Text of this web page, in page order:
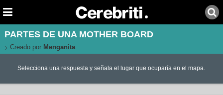
PARTES DE UNA MOTHER BOARD
Creado por: Menganita
Selecciona una respuesta y señala el lugar que ocuparía en el mapa.